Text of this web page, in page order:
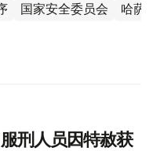
国家安全委员会 哈萨
刑人员因特赦获